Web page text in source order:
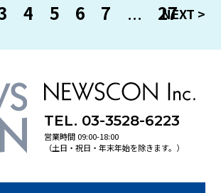
4 5 6 7 ... 27
TEL. 03-3528-6223
営業時間 09:00-18:00
（土日・祝日・年末年始を除きます。）